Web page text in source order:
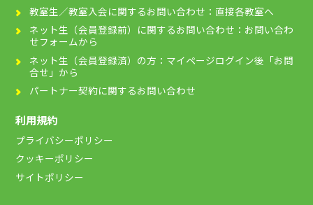
教室生／教室入会に関するお問い合わせ：直接各教室へ
ネット生（会員登録前）に関するお問い合わせ：お問い合わ
せフォームから
ネット生（会員登録済）の方：マイページログイン後「お問
合せ」から
パートナー契約に関するお問い合わせ
利用規約
プライバシーポリシー
クッキーポリシー
サイトポリシー